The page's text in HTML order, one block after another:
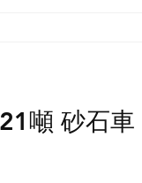
噸 砂石車